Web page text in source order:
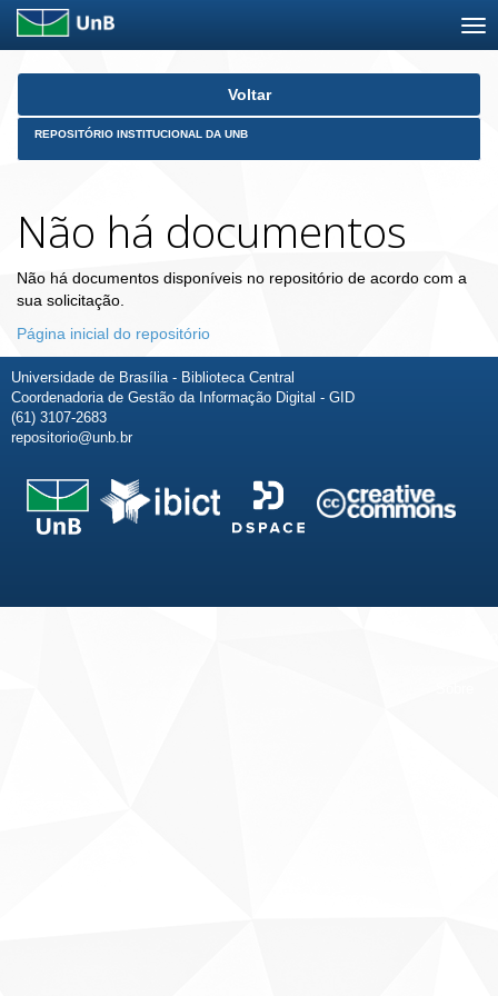
Skip
Voltar
REPOSITÓRIO INSTITUCIONAL DA UNB
Não há documentos
Não há documentos disponíveis no repositório de acordo com a
sua solicitação.
Página inicial do repositório
Universidade de Brasília - Biblioteca Central
Coordenadoria de Gestão da Informação Digital - GID
(61) 3107-2683
repositorio@unb.br